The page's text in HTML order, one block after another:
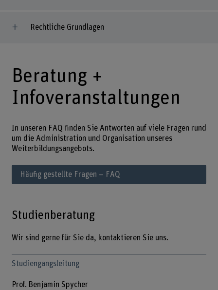
Rechtliche Grundlagen
Beratung +
Infoveranstaltungen
In unseren FAQ finden Sie Antworten auf viele Fragen rund
um die Administration und Organisation unseres
Weiterbildungsangebots.
Häufig gestellte Fragen – FAQ
Studienberatung
Wir sind gerne für Sie da, kontaktieren Sie uns.
Studiengangsleitung
Prof. Benjamin Spycher